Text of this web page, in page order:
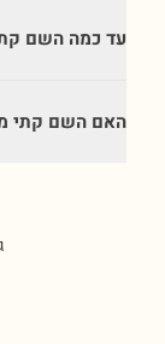
עד כמה השם
האם השם קתי